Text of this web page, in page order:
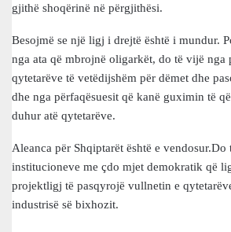
gjithë shoqërinë në përgjithësi.
Besojmë se një ligj i drejtë është i mundur.
nga ata që mbrojnë oligarkët, do të vijë nga
qytetarëve të vetëdijshëm për dëmet dhe
dhe nga përfaqësuesit që kanë guximin të
duhur atë qytetarëve.
Aleanca për Shqiptarët është e
institucioneve me çdo mjet demokratik që
projektligj të pasqyrojë vullnetin e
industrisë së bixhozit.